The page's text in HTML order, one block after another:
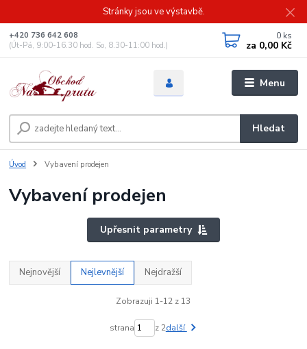
Stránky jsou ve výstavbě.
Menu
Hledat
+420 736 642 608
(Út-Pá, 9:00-16.30 hod. So, 8.30-11:00 hod.)
0 ks
za 0,00 Kč
Úvod Vybavení prodejen
Vybavení prodejen
Upřesnit parametry
Nejnovější Nejlevnější Nejdražší
Zobrazuji 1-12 z 13
strana z 2další